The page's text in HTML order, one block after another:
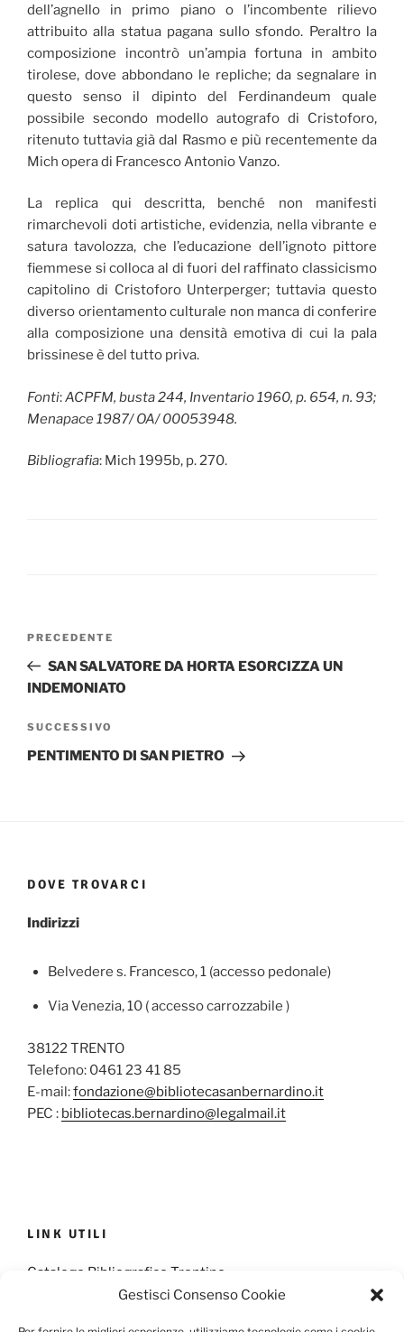
Gestisci Consenso Cookie
dell’agnello in primo piano o l’incombente rilievo
attribuito alla statua pagana sullo sfondo. Peraltro la
composizione incontrò un’ampia fortuna in ambito
tirolese, dove abbondano le repliche; da segnalare in
questo senso il dipinto del Ferdinandeum quale
possibile secondo modello autografo di Cristoforo,
ritenuto tuttavia già dal Rasmo e più recentemente da
Mich opera di Francesco Antonio Vanzo.
La replica qui descritta, benché non manifesti
rimarchevoli doti artistiche, evidenzia, nella vibrante e
satura tavolozza, che l’educazione dell’ignoto pittore
fiemmese si colloca al di fuori del raffinato classicismo
capitolino di Cristoforo Unterperger; tuttavia questo
diverso orientamento culturale non manca di conferire
alla composizione una densità emotiva di cui la pala
brissinese è del tutto priva.
Fonti:ACPFM, busta 244, Inventario 1960, p. 654, n. 93;
Menapace 1987/ OA/ 00053948.
Bibliografia: Mich 1995b, p. 270.
Articolo
precedente:
PRECEDENTE
SAN SALVATORE DA HORTA ESORCIZZA UN
INDEMONIATO
Articolo
successivo
SUCCESSIVO
PENTIMENTO DI SAN PIETRO
DOVE TROVARCI
Indirizzi
Belvedere s. Francesco, 1 (accesso pedonale)
Via Venezia, 10 ( accesso carrozzabile )
38122 TRENTO
Telefono: 0461 23 41 85
E-mail:fondazione@bibliotecasanbernardino.it
PEC : bibliotecas.bernardino@legalmail.it
LINK UTILI
Catalogo Bibliografico Trentino